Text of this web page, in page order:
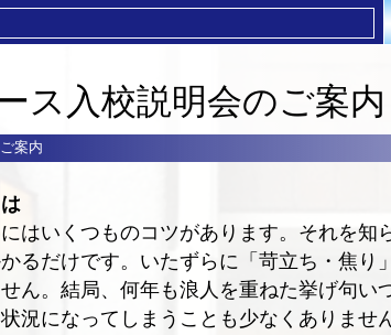
ス入校説明会のご案内
案内
はいくつものコツがあります。それを知
るだけです。いたずらに「苛立ち・焦り
ん。結局、何年も浪人を重ねた挙げ句い
況になってしまうことも少なくありませ